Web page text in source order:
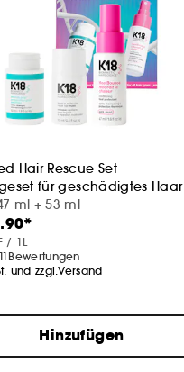
Hair Rescue Set
für geschädigtes Haar
ml + 53 ml
/ 1L
11 Bewertungen
und zzgl.Versand
Hinzufügen